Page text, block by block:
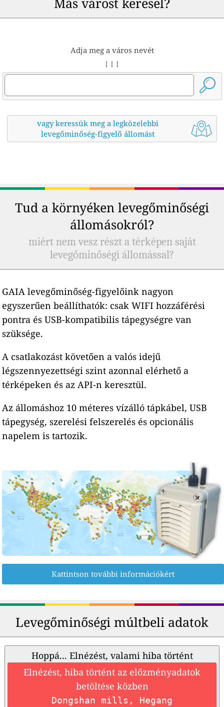
Adja meg a város nevét
↓ ↓ ↓
vagy keressük meg a legközelebbi
levegőminőség-figyelő állomást
Tud a környéken levegőminőségi
állomásokról?
miért nem vesz részt a térképen saját
levegőminőségi állomással?
GAIA levegőminőség-figyelőink nagyon
egyszerűen beállíthatók: csak WIFI hozzáférési
pontra és USB-kompatibilis tápegységre van
szüksége.
A csatlakozást követően a valós idejű
légszennyezettségi szint azonnal elérhető a
térképeken és az API-n keresztül.
Az állomáshoz 10 méteres vízálló tápkábel, USB
tápegység, szerelési felszerelés és opcionális
napelem is tartozik.
Kattintson további információkért
Levegőminőségi múltbeli adatok
Hoppá... Elnézést, valami hiba történt
Elnézést, hiba történt az előzményadatok
betöltése közben
Dongshan mills, Hegang